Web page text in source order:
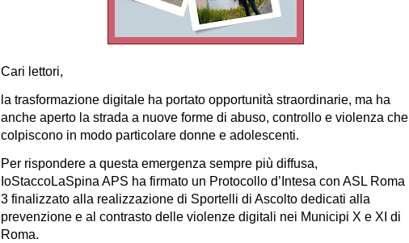
Cari lettori,
la trasformazione digitale ha portato opportunità straordinarie, ma ha
anche aperto la strada a nuove forme di abuso, controllo e violenza che
colpiscono in modo particolare donne e adolescenti.
Per rispondere a questa emergenza sempre più diffusa,
IoStaccoLaSpina APS ha firmato un Protocollo d’Intesa con ASL Roma
3 finalizzato alla realizzazione di Sportelli di Ascolto dedicati alla
prevenzione e al contrasto delle violenze digitali nei Municipi X e XI di
Roma.